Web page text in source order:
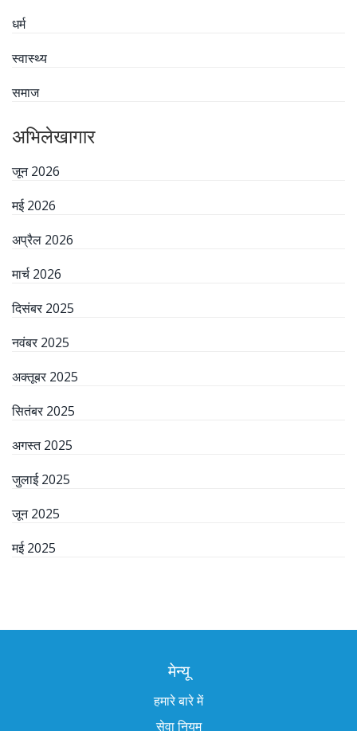
धर्म
स्वास्थ्य
समाज
अभिलेखागार
जून 2026
मई 2026
अप्रैल 2026
मार्च 2026
दिसंबर 2025
नवंबर 2025
अक्तूबर 2025
सितंबर 2025
अगस्त 2025
जुलाई 2025
जून 2025
मई 2025
मेन्यू
हमारे बारे में
सेवा नियम